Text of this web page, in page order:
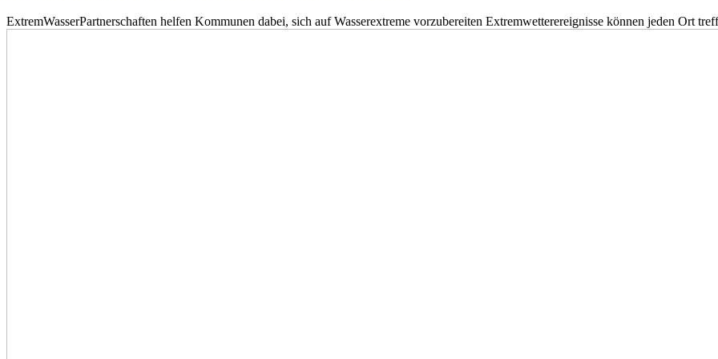
ExtremWasserPartnerschaften helfen Kommunen dabei, sich auf Wasserextreme vorzubereiten Extremwetterereignisse können jeden Ort